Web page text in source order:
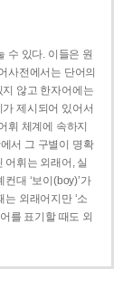
수 있다. 이들은 원
사전에서는 단어의
않고 한자어에는
제시되어 있어서
휘 체계에 속하지
서 그 구별이 명확
휘는 외래어, 실
대 ‘보이(boy)’가
는 외래어지만 ‘소
를 표기할 때도 외